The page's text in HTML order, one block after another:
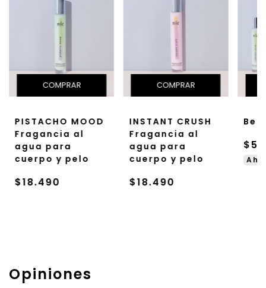
PISTACHO MOOD
Fragancia al
agua para
cuerpo y pelo
$18.490
INSTANT CRUSH
Fragancia al
agua para
cuerpo y pelo
$18.490
Opiniones